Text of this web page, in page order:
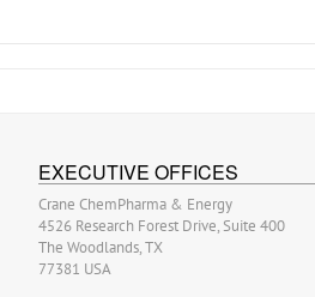
EXECUTIVE OFFICES
Crane ChemPharma & Energy
4526 Research Forest Drive, Suite 400
The Woodlands, TX
77381 USA